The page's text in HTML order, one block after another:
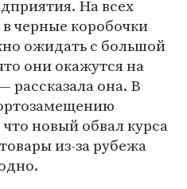
На всех
черные коробочки
ожидать с большой
они окажутся на
рассказала она. В
новый обвал курса
из-за рубежа